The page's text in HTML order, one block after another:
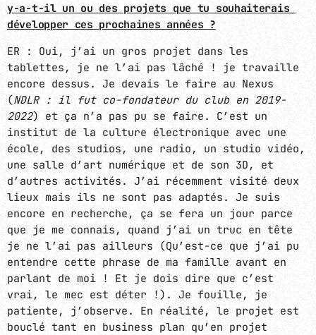
y-a-t-il un ou des projets que tu souhaiterais
développer ces prochaines années ?
ER : Oui, j’ai un gros projet dans les
tablettes, je ne l’ai pas lâché ! je travaille
encore dessus. Je devais le faire au Nexus
(NDLR : il fut co-fondateur du club en 2019-
2022) et ça n’a pas pu se faire. C’est un
institut de la culture électronique avec une
école, des studios, une radio, un studio vidéo,
une salle d’art numérique et de son 3D, et
d’autres activités. J’ai récemment visité deux
lieux mais ils ne sont pas adaptés. Je suis
encore en recherche, ça se fera un jour parce
que je me connais, quand j’ai un truc en tête
je ne l’ai pas ailleurs (Qu’est-ce que j’ai pu
entendre cette phrase de ma famille avant en
parlant de moi ! Et je dois dire que c’est
vrai, le mec est déter !). Je fouille, je
patiente, j’observe. En réalité, le projet est
bouclé tant en business plan qu’en projet